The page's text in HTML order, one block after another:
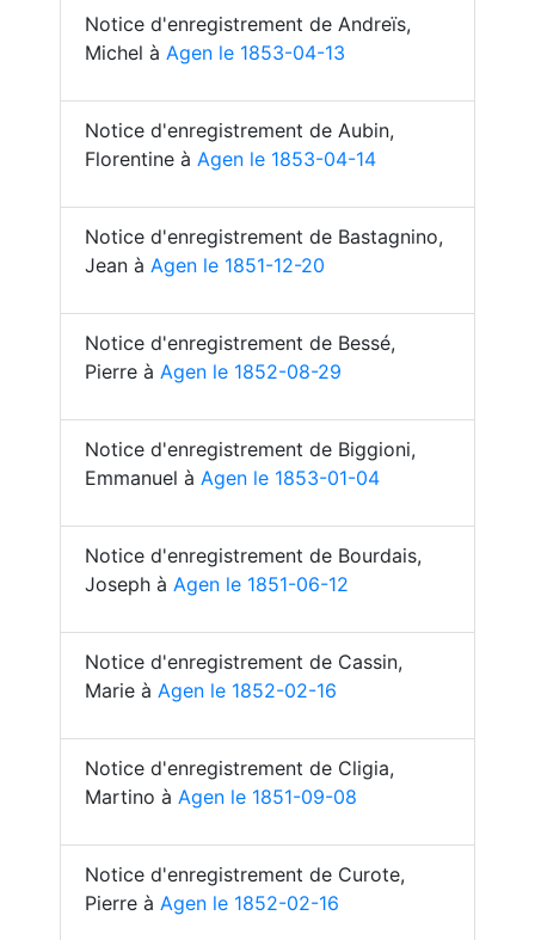
Notice d'enregistrement de Andreïs,
Michel à Agen le 1853-04-13
Notice d'enregistrement de Aubin,
Florentine à Agen le 1853-04-14
Notice d'enregistrement de Bastagnino,
Jean à Agen le 1851-12-20
Notice d'enregistrement de Bessé,
Pierre à Agen le 1852-08-29
Notice d'enregistrement de Biggioni,
Emmanuel à Agen le 1853-01-04
Notice d'enregistrement de Bourdais,
Joseph à Agen le 1851-06-12
Notice d'enregistrement de Cassin,
Marie à Agen le 1852-02-16
Notice d'enregistrement de Cligia,
Martino à Agen le 1851-09-08
Notice d'enregistrement de Curote,
Pierre à Agen le 1852-02-16